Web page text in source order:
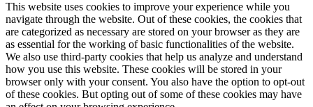
This website uses cookies to improve your experience while you
navigate through the website. Out of these cookies, the cookies that
are categorized as necessary are stored on your browser as they are
as essential for the working of basic functionalities of the website.
We also use third-party cookies that help us analyze and understand
how you use this website. These cookies will be stored in your
browser only with your consent. You also have the option to opt-out
of these cookies. But opting out of some of these cookies may have